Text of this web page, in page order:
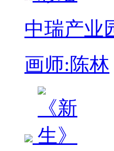
中瑞产业
画师:陈林